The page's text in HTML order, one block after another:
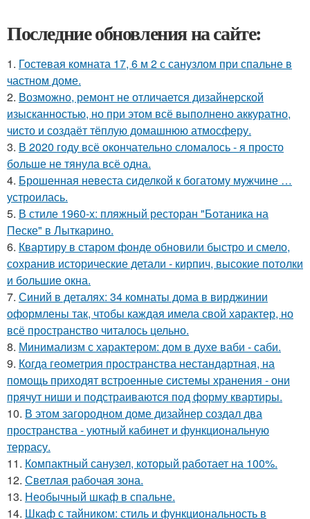
Последние обновления на сайте:
1. Гостевая комната 17, 6 м 2 с санузлом при спальне в
частном доме.
2. Возможно, ремонт не отличается дизайнерской
изысканностью, но при этом всё выполнено аккуратно,
чисто и создаёт тёплую домашнюю атмосферу.
3. В 2020 году всё окончательно сломалось - я просто
больше не тянула всё одна.
4. Брошенная невеста сиделкой к богатому мужчине …
устроилась.
5. В стиле 1960-х: пляжный ресторан "Ботаника на
Песке" в Лыткарино.
6. Квартиру в старом фонде обновили быстро и смело,
сохранив исторические детали - кирпич, высокие потолки
и большие окна.
7. Синий в деталях: 34 комнаты дома в вирджинии
оформлены так, чтобы каждая имела свой характер, но
всё пространство читалось цельно.
8. Минимализм с характером: дом в духе ваби - саби.
9. Когда геометрия пространства нестандартная, на
помощь приходят встроенные системы хранения - они
прячут ниши и подстраиваются под форму квартиры.
10. В этом загородном доме дизайнер создал два
пространства - уютный кабинет и функциональную
террасу.
11. Компактный санузел, который работает на 100%.
12. Светлая рабочая зона.
13. Необычный шкаф в спальне.
14. Шкаф с тайником: стиль и функциональность в